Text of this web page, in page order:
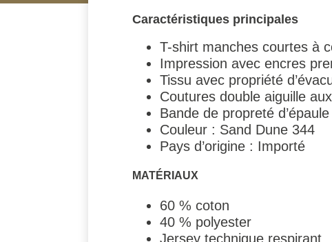
Caractéristiques principales
T-shirt manches courtes à
Impression avec encres
Tissu avec propriété
Coutures double aiguille
Bande de propreté
Couleur : Sand Dune 344
Pays d’origine : Importé
MATÉRIAUX
60 % coton
40 % polyester
Jersey technique respirant